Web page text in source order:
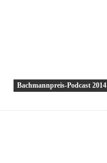
Bachmannpreis-Podcast 2014